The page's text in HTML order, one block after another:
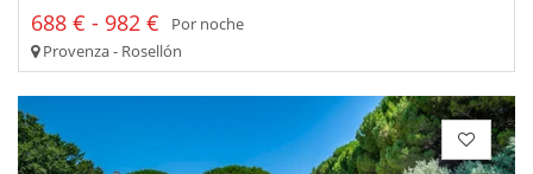
688 € - 982 €
Por noche
Provenza - Rosellón